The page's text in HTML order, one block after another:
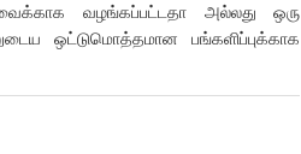
வழங்கப்பட்டதா அல்லது ஒரு
ஒட்டுமொத்தமான பங்களிப்புக்காக